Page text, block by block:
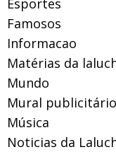
Esportes
Famosos
Informacao
Matérias da
Mundo
Mural publicitário
Música
Noticias da